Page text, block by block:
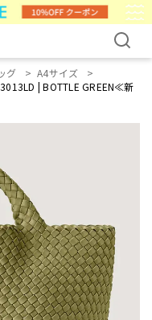
グ
A4サイズ
| BOTTLE GREEN≪新